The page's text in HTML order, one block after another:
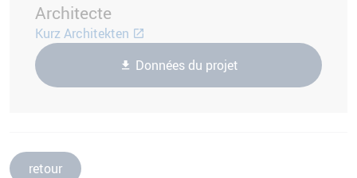
Architecte
Kurz Architekten
Données du projet
retour